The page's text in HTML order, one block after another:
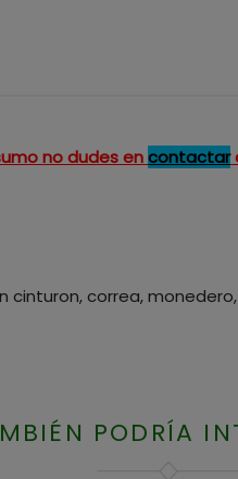
no dudes encontactar
cinturon, correa,
PODRÍA